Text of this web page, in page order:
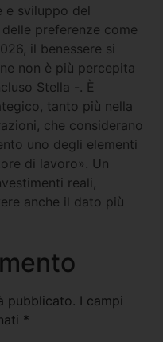
e sviluppo del
preferenze come
il benessere si
non è più percepita
Stella -. È
tanto più nella
che considerano
uno degli elementi
di lavoro». Un
reali,
anche il dato più
pubblicato. I campi
*